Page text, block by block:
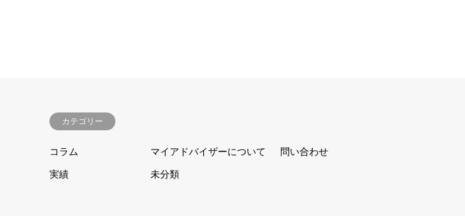
カテゴリー
コラム マイアドバイザーについて 問い合わせ
実績 未分類